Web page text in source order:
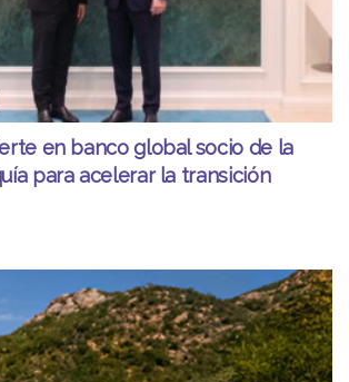
en banco global socio de la
para acelerar la transición